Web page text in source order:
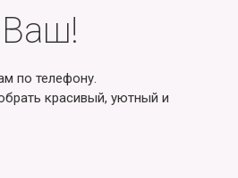
по телефону.
красивый, уютный и